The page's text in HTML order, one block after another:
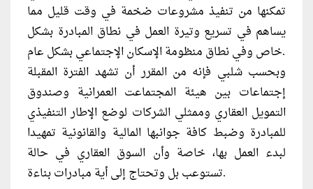
تمكنها من تنفيذ مشروعات ضخمة في وقت قليل مما
يساهم في تسريع وتيرة العمل في نطاق المبادرة بشكل
خاص وفي نطاق منظومة الإسكان الإجتماعي بشكل عام.
وبحسب شلبي فإنه من المقرر أن تشهد الفترة المقبلة
إجتماعات بين هيئة المجتماعت العمرانية وصندوق
التمويل العقاري وممثلي الشركات لوضع الإطار التنفيذي
للمبادرة وضبط كافة جوانبها المالية والقانونية تمهيدا
لبدء العمل بها، خاصة وأن السوق العقاري في حالة
تستوعب بل وتحتاج إلى أية مبادرات بناءة.